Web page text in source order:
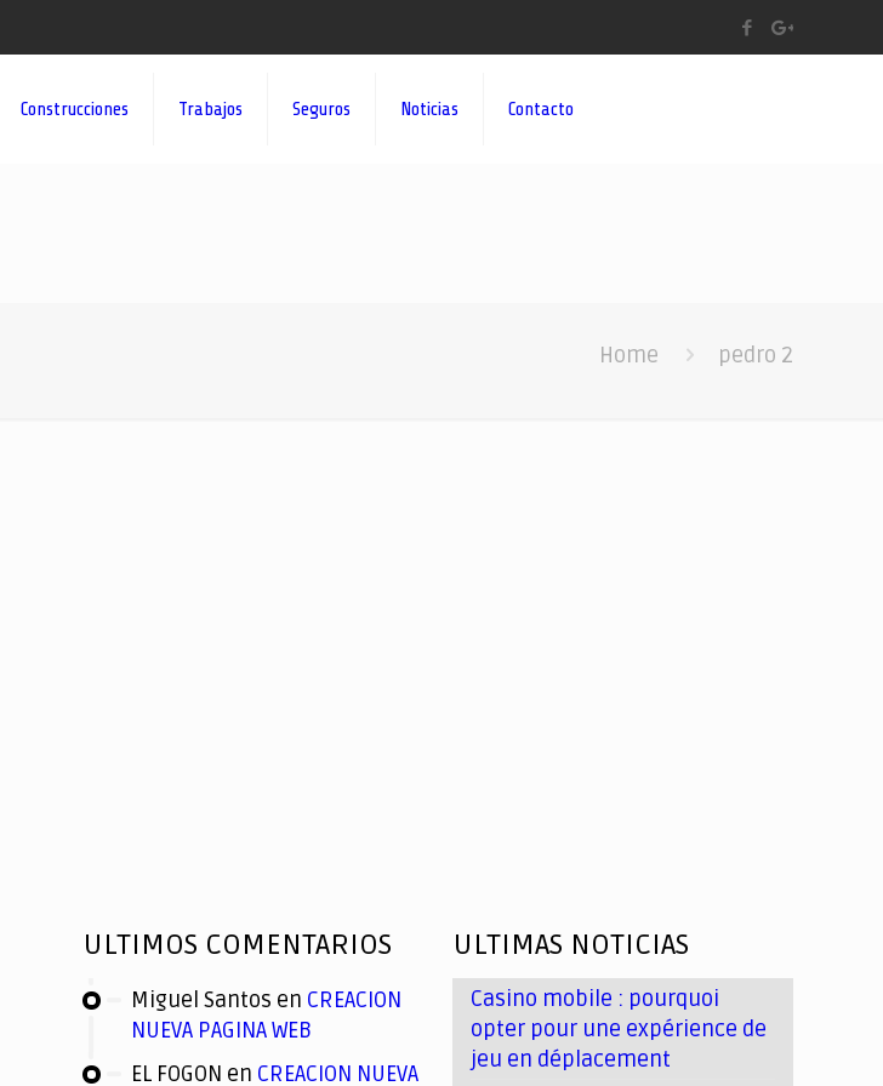
Construcciones Trabajos Seguros Noticias Contacto
Home pedro 2
ULTIMOS COMENTARIOS
Miguel Santos en CREACION
NUEVA PAGINA WEB
EL FOGON en CREACION NUEVA
ULTIMAS NOTICIAS
Casino mobile : pourquoi
opter pour une expérience de
jeu en déplacement